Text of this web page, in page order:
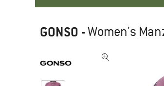
GONSO -Women's